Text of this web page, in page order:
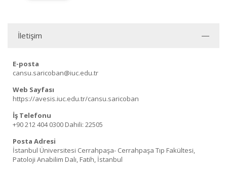
İletişim
E-posta
cansu.saricoban@iuc.edu.tr
Web Sayfası
https://avesis.iuc.edu.tr/cansu.saricoban
İş Telefonu
+90 212 404 0300 Dahili: 22505
Posta Adresi
İstanbul Üniversitesi Cerrahpaşa- Cerrahpaşa Tıp Fakültesi,
Patoloji Anabilim Dalı, Fatih, İstanbul